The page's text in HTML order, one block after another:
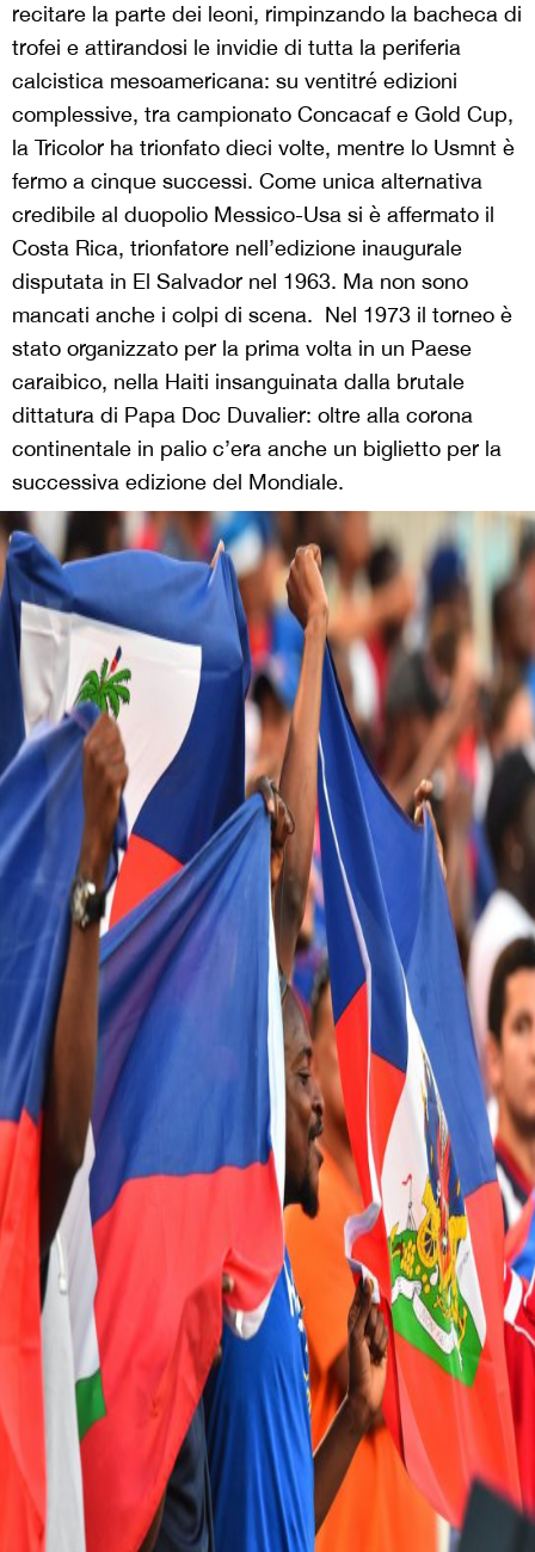
recitare la parte dei leoni, rimpinzando la bacheca di
trofei e attirandosi le invidie di tutta la periferia
calcistica mesoamericana: su ventitré edizioni
complessive, tra campionato Concacaf e Gold Cup,
la Tricolor ha trionfato dieci volte, mentre lo Usmnt è
fermo a cinque successi. Come unica alternativa
credibile al duopolio Messico-Usa si è affermato il
Costa Rica, trionfatore nell’edizione inaugurale
disputata in El Salvador nel 1963. Ma non sono
mancati anche i colpi di scena. Nel 1973 il torneo è
stato organizzato per la prima volta in un Paese
caraibico, nella Haiti insanguinata dalla brutale
dittatura di Papa Doc Duvalier: oltre alla corona
continentale in palio c’era anche un biglietto per la
successiva edizione del Mondiale.